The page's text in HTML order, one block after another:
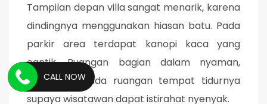
Tampilan depan villa sangat menarik, karena
dindingnya menggunakan hiasan batu. Pada
parkir area terdapat kanopi kaca yang
cantik. Ruangan bagian dalam nyaman,
khususnya pada ruangan tempat tidurnya
supaya wisatawan dapat istirahat nyenyak.
CALL NOW